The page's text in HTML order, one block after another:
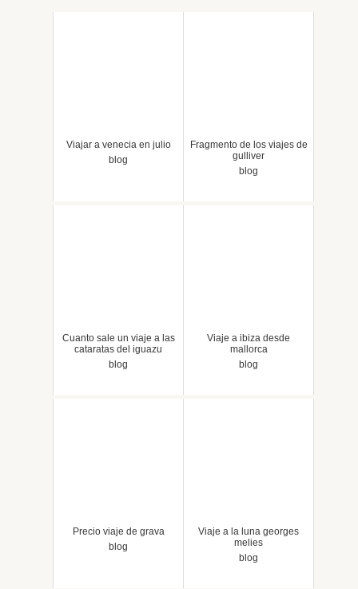
Viajar a venecia en julio
blog
Fragmento de los viajes de
gulliver
blog
Cuanto sale un viaje a las
cataratas del iguazu
blog
Viaje a ibiza desde
mallorca
blog
Precio viaje de grava
blog
Viaje a la luna georges
melies
blog